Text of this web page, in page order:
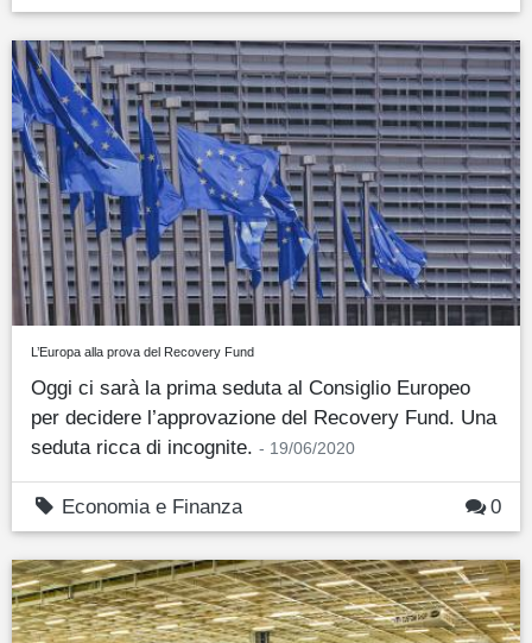
L’Europa alla prova del Recovery Fund
Oggi ci sarà la prima seduta al Consiglio Europeo
per decidere l’approvazione del Recovery Fund. Una
seduta ricca di incognite. - 19/06/2020
Economia e Finanza 0